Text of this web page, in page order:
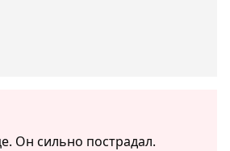
Он сильно пострадал.